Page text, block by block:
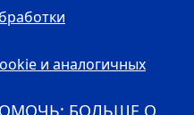
и аналогичных
БОЛЬШЕ О